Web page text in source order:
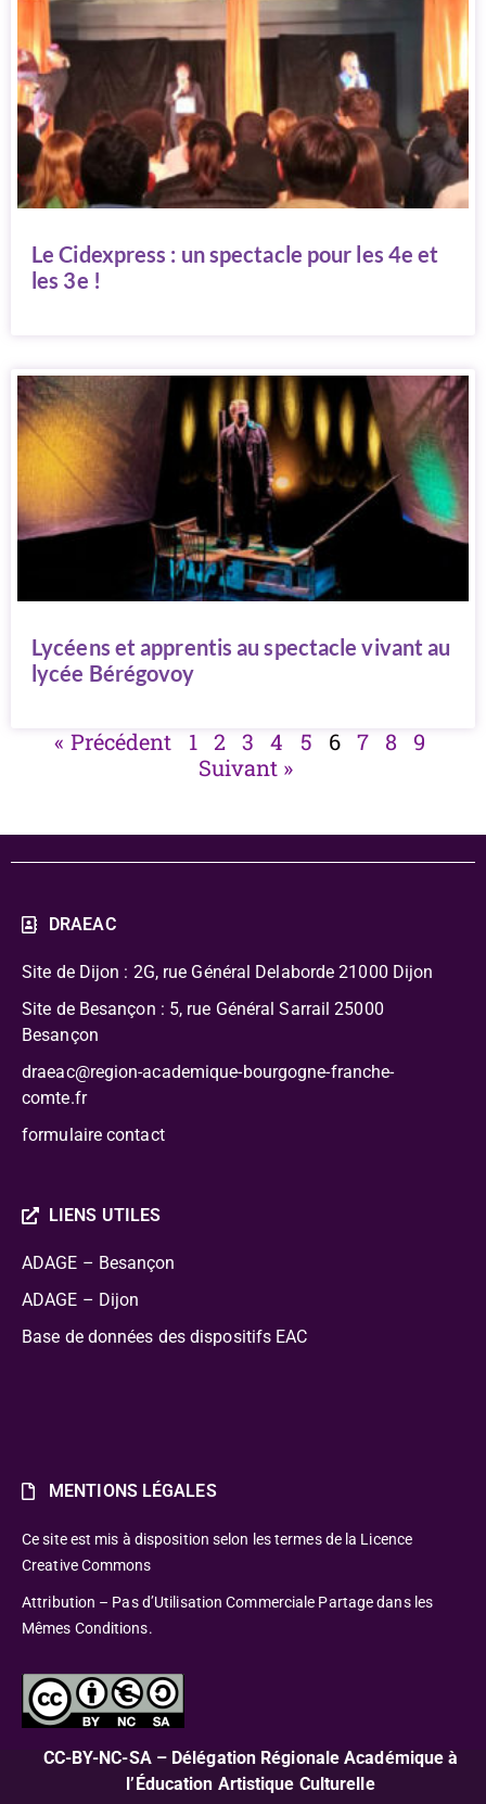
Le Cidexpress : un spectacle pour les 4e et
les 3e !
Lycéens et apprentis au spectacle vivant au
lycée Bérégovoy
« Précédent 1 2 3 4 5 6 7 8
9
Suivant »
DRAEAC
Site de Dijon : 2G, rue Général Delaborde 21000 Dijon
Site de Besançon : 5, rue Général Sarrail 25000
Besançon
draeac@region-academique-bourgogne-franche-
comte.fr
formulaire contact
LIENS UTILES
ADAGE – Besançon
ADAGE – Dijon
Base de données des dispositifs EAC
MENTIONS LÉGALES
Ce site est mis à disposition selon les termes de la Licence
Creative Commons
Attribution – Pas d’Utilisation Commerciale Partage dans les
Mêmes Conditions.
CC-BY-NC-SA – Délégation Régionale Académique à
l’Éducation Artistique Culturelle